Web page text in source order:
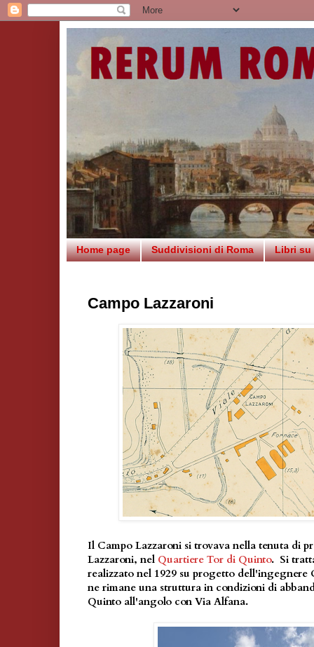
Home page Suddivisioni di Roma Libri su
Campo Lazzaroni
Il Campo Lazzaroni si trovava nella tenuta di
Lazzaroni, nel Quartiere Tor di Quinto. Si
realizzato nel 1929 su progetto
ne rimane una struttura in condizioni di
Quinto all'angolo con Via Alfana.